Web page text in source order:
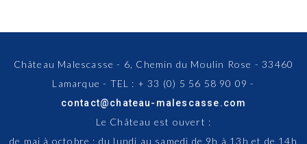
Château Malescasse - 6, Chemin du Moulin Rose - 33460
Lamarque - TEL : + 33 (0) 5 56 58 90 09 -
contact@chateau-malescasse.com
Le Château est ouvert :
de mai à octobre : du lundi au samedi de 9h à 13h et de 14h